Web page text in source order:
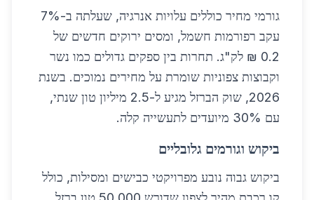
גורמי מחיר כוללים עלויות אנרגיה, שעלתה ב-7%
עקב רפורמות חשמל, ומסים ירוקים חדשים של
0.2 ₪ לק"ג. תחרות בין ספקים גדולים כמו נשר
וקבוצות צפוניות שומרת על מחירים נמוכים. בשנת
2026, שוק הברזל מגיע ל-2.5 מיליון טון שנתי,
עם 30% מיועדים לתעשייה קלה.
ביקוש וגורמים גלובליים
ביקוש גבוה נובע מפרויקטי כבישים ומסילות, כולל